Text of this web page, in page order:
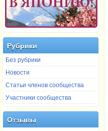
Рубрики
Без рубрики
Новости
Статьи членов сообщества
Участники сообщества
Отзывы